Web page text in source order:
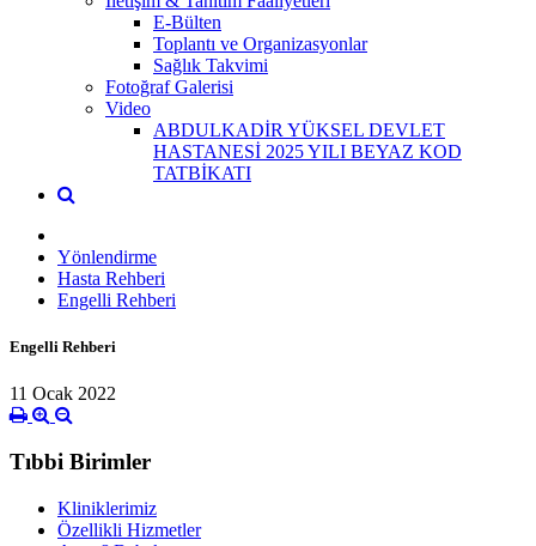
E-Bülten
Toplantı ve Organizasyonlar
Sağlık Takvimi
Fotoğraf Galerisi
Video
ABDULKADİR YÜKSEL DEVLET
HASTANESİ 2025 YILI BEYAZ KOD
TATBİKATI
Yönlendirme
Hasta Rehberi
Engelli Rehberi
Engelli Rehberi
11 Ocak 2022
Tıbbi Birimler
Kliniklerimiz
Özellikli Hizmetler